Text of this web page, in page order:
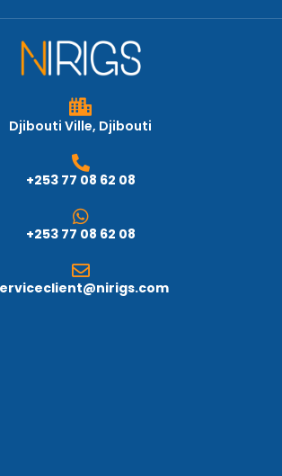
Djibouti Ville, Djibouti
+253 77 08 62 08
+253 77 08 62 08